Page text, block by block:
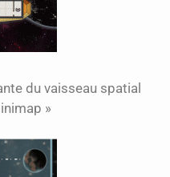
du vaisseau spatial
»